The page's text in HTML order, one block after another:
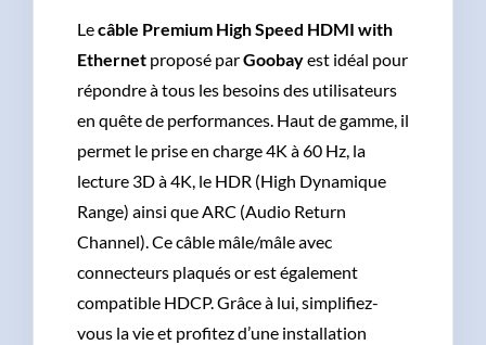
Lecâble Premium High Speed HDMI with
Ethernet proposé parGoobayest idéal pour
répondre à tous les besoins des utilisateurs
en quête de performances. Haut de gamme, il
permet le prise en charge 4K à 60 Hz, la
lecture 3D à 4K, le HDR (High Dynamique
Range) ainsi que ARC (Audio Return
Channel). Ce câble mâle/mâle avec
connecteurs plaqués or est également
compatible HDCP. Grâce à lui, simplifiez-
vous la vie et profitez d’une installation